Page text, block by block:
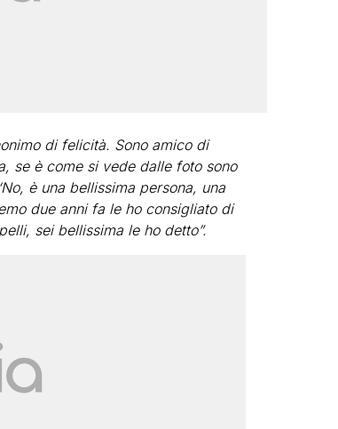
di felicità. Sono amico di
se è come si vede dalle foto sono
è una bellissima persona, una
due anni fa le ho consigliato di
sei bellissima le ho detto”.